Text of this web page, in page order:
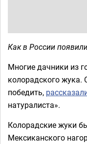
Как в России
Многие дачники из
колорадского жука.
победить,
натуралиста».
Колорадские жуки
Мексиканского